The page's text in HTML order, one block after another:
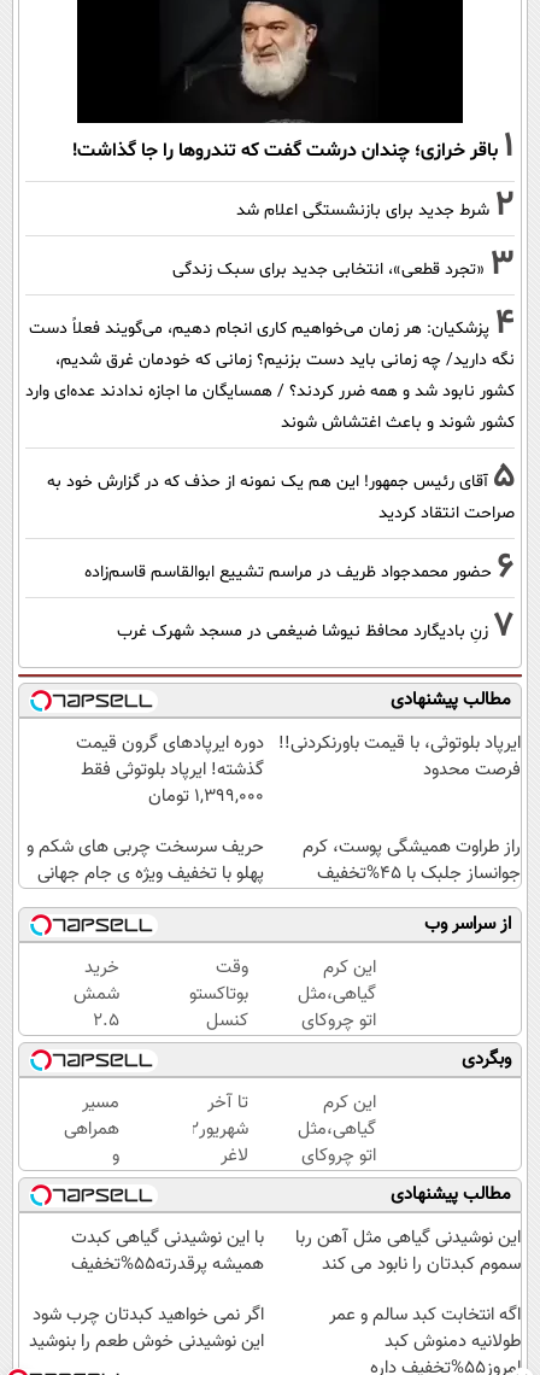
1 باقر خرازی؛ چندان درشت گفت که تندروها را جا گذاشت!
2 شرط جدید برای بازنشستگی اعلام شد
3 «تجرد قطعی»، انتخابی جدید برای سبک زندگی
4 پزشکیان: هر زمان می‌خواهیم کاری انجام دهیم، می‌گویند فعلاً دست
نگه دارید/ چه زمانی باید دست بزنیم؟ زمانی که خودمان غرق شدیم،
کشور نابود شد و همه ضرر کردند؟ / همسایگان ما اجازه ندادند عده‌ای وارد
کشور شوند و باعث اغتشاش شوند
5 آقای رئیس جمهور! این هم یک نمونه از حذف که در گزارش خود به
صراحت انتقاد کردید
6 حضور محمدجواد ظریف در مراسم تشییع ابوالقاسم قاسم‌زاده
7 زنِ بادیگارد محافظ نیوشا ضیغمی در مسجد شهرک غرب
مطالب پیشنهادی
ایرپاد بلوتوثی، با قیمت باورنکردنی!!
فرصت محدود
دوره ایرپاد‌های گرون قیمت
گذشته! ایرپاد بلوتوثی فقط
1,399,000 تومان
راز طراوت همیشگی پوست، کرم
جوانساز جلبک با 45%تخفیف
حریف سرسخت چربی های شکم و
پهلو با تخفیف ویژه ی جام جهانی
از سراسر وب
این کرم
گیاهی،مثل
اتو چروکای
پوستتوصاف
میکنه!50%تخفیف
وقت
بوتاکستو
کنسل
کن!(ضد
چروک
طبیعی/
بدون
عوارض)
خرید
شمش
2.5
گرمی
از
طلاسی
😍
وبگردی
این کرم
گیاهی،مثل
اتو چروکای
پوستتوصاف
میکنه!50%تخفیف
تا آخر
لاغر
شو!
مسیر
همراهی
و
گزارش
عملکرد
گروه
اسنپ
۱۴۰۴
مطالب پیشنهادی
این نوشیدنی گیاهی مثل آهن ربا
سموم کبدتان را نابود می کند
با این نوشیدنی گیاهی کبدت
همیشه پرقدرته55%تخفیف
اگه انتخابت کبد سالم و عمر
طولانیه دمنوش کبد
امروز55%تخفیف داره
اگر نمی خواهید کبدتان چرب شود
این نوشیدنی خوش طعم را بنوشید